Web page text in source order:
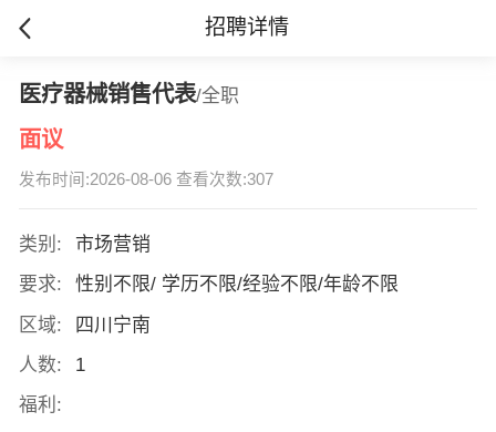
招聘详情
医疗器械销售代表/全职
面议
发布时间:2026-08-06 查看次数:307
类别:
市场营销
要求:
性别不限/ 学历不限/经验不限/年龄不限
区域:
四川宁南
人数:
1
福利: